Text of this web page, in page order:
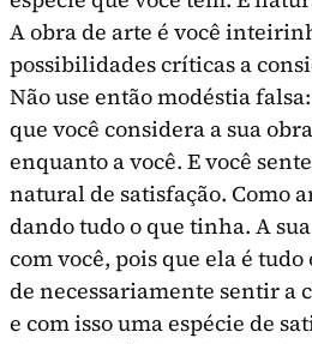
A obra de arte é você
possibilidades críticas a
Não use então modéstia
que você con­sidera a sua
enquanto a você. E você
natural de satisfação. Como
dando tudo o que tinha. A
com você, pois que ela é tudo
de neces­sariamente sentir a
e com isso uma espécie de